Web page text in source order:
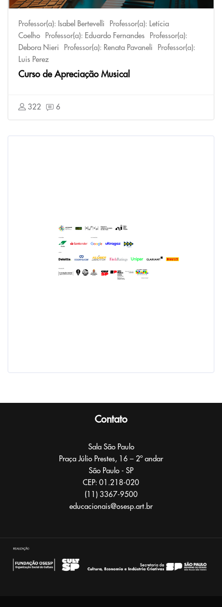
Professor(a): Isabel Bertevelli Professor(a): Letícia
Coelho
Professor(a): Eduardo Fernandes
Professor(a):
Debora Nieri
Professor(a): Renata Pavaneli
Professor(a):
Luis Perez
Curso de Apreciação Musical
322 6
Contato
Sala São Paulo
Praça Júlio Prestes, 16 – 2º andar
São Paulo - SP
CEP: 01.218-020
(11) 3367-9500​
educacionais@osesp.art.br